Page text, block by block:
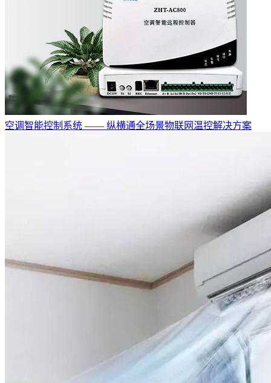
空调智能控制系统 —— 纵横通全场景物联网温控解决方案